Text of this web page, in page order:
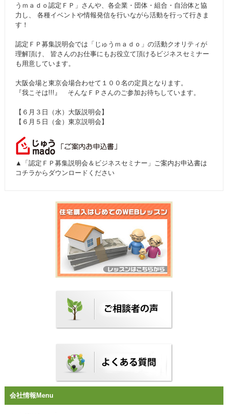
うｍａｄｏ認定ＦＰ」さんや、各企業・団体・組合・自治体と協
力し、 各種イベントや情報発信を行いながら活動を行って行きま
す！
認定ＦＰ募集説明会では「じゅうｍａｄｏ」の活動クオリティが
理解頂け、 皆さんのお仕事にもお役立て頂けるビジネスセミナー
も用意しています。
大阪会場と東京会場合わせて１００名の定員となります。
『我こそは!!!』 そんなＦＰさんのご参加お待ちしています。
【６月３日（水）大阪説明会】
【６月５日（金）東京説明会】
▲「認定ＦＰ募集説明会＆ビジネスセミナー」ご案内お申込書は
コチラからダウンロードください
会社情報Menu